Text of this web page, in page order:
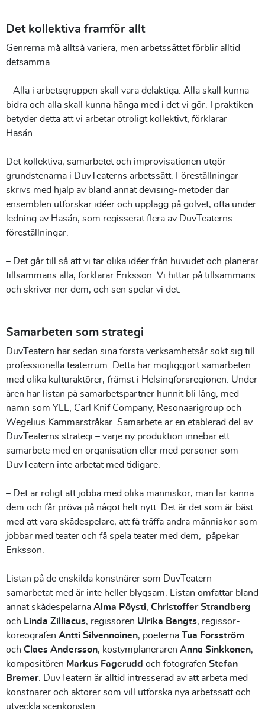
Det kollektiva framför allt
Genrerna må alltså variera, men arbetssättet förblir alltid
detsamma.
– Alla i arbetsgruppen skall vara delaktiga. Alla skall kunna
bidra och alla skall kunna hänga med i det vi gör. I praktiken
betyder detta att vi arbetar otroligt kollektivt, förklarar
Hasán.
Det kollektiva, samarbetet och improvisationen utgör
grundstenarna i DuvTeaterns arbetssätt. Föreställningar
skrivs med hjälp av bland annat devising-metoder där
ensemblen utforskar idéer och upplägg på golvet, ofta under
ledning av Hasán, som regisserat flera av DuvTeaterns
föreställningar.
– Det går till så att vi tar olika idéer från huvudet och planerar
tillsammans alla, förklarar Eriksson. Vi hittar på tillsammans
och skriver ner dem, och sen spelar vi det.
Samarbeten som strategi
DuvTeatern har sedan sina första verksamhetsår sökt sig till
professionella teaterrum. Detta har möjliggjort samarbeten
med olika kulturaktörer, främst i Helsingforsregionen. Under
åren har listan på samarbetspartner hunnit bli lång, med
namn som YLE, Carl Knif Company, Resonaarigroup och
Wegelius Kammarstråkar. Samarbete är en etablerad del av
DuvTeaterns strategi – varje ny produktion innebär ett
samarbete med en organisation eller med personer som
DuvTeatern inte arbetat med tidigare.
– Det är roligt att jobba med olika människor, man lär känna
dem och får pröva på något helt nytt. Det är det som är bäst
med att vara skådespelare, att få träffa andra människor som
jobbar med teater och få spela teater med dem, påpekar
Eriksson.
Listan på de enskilda konstnärer som DuvTeatern
samarbetat med är inte heller blygsam. Listan omfattar bland
annat skådespelarna Alma Pöysti, Christoffer Strandberg
och Linda Zilliacus, regissören Ulrika Bengts, regissör-
koreografen Antti Silvennoinen, poeterna Tua Forsström
och Claes Andersson, kostymplaneraren Anna Sinkkonen,
kompositören Markus Fagerudd och fotografen Stefan
Bremer. DuvTeatern är alltid intresserad av att arbeta med
konstnärer och aktörer som vill utforska nya arbetssätt och
utveckla scenkonsten.